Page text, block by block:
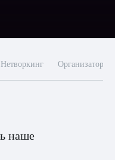
Нетворкинг Организаторы
наше